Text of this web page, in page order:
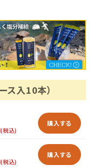
ス入10本）
税込)
購入する
税込)
購入する